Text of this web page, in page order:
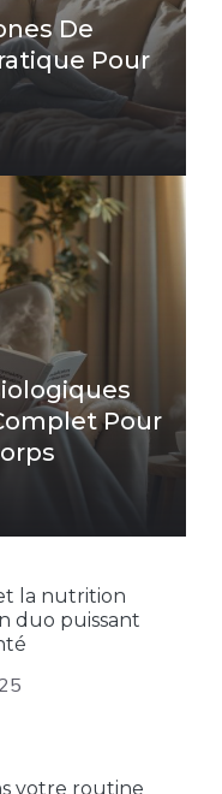
De
Pour
Pour
la nutrition
duo puissant
votre routine